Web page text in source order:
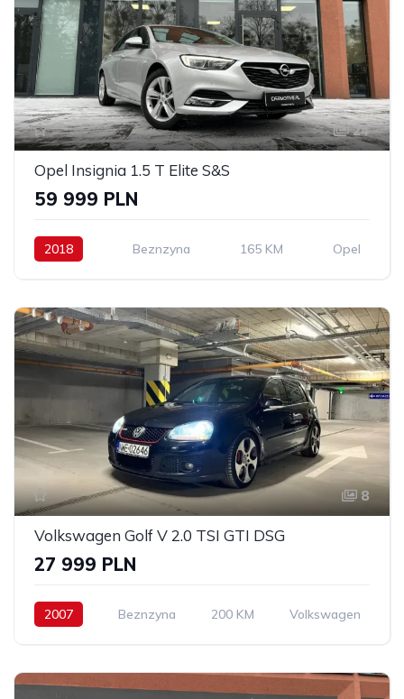
24
Opel Insignia 1.5 T Elite S&S
59 999 PLN
2018 Beznzyna 165 KM Opel
8
Volkswagen Golf V 2.0 TSI GTI DSG
27 999 PLN
2007 Beznzyna 200 KM Volkswagen